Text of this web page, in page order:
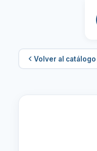
Volver al catálogo